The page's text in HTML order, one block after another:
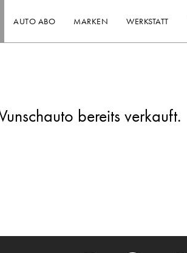
AUTO ABO MARKEN WERKSTATT
bereits verkauft.